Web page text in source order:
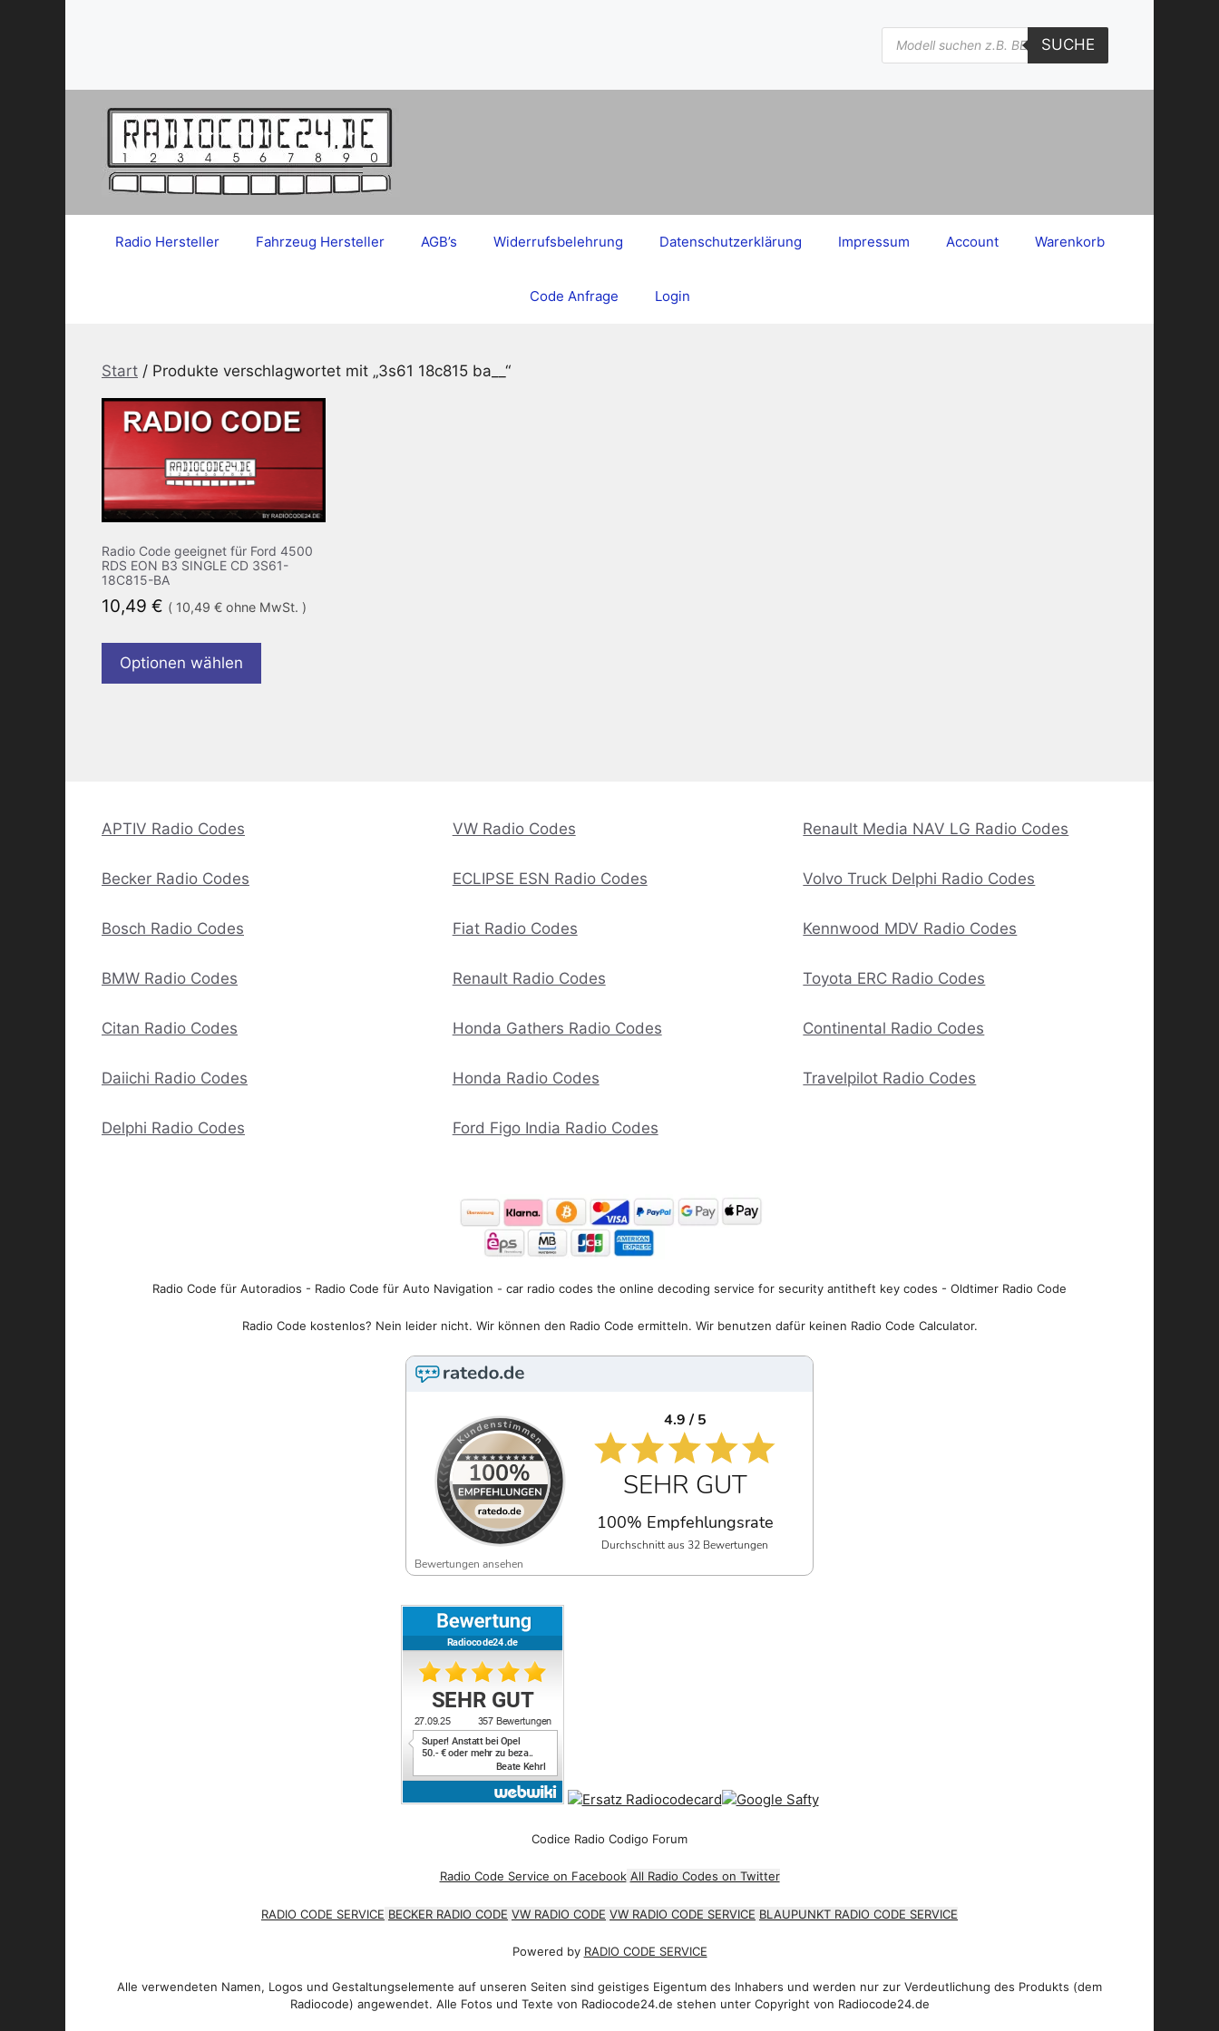
Products
search
SUCHE
Radio Hersteller Fahrzeug Hersteller AGB’s Widerrufsbelehrung Datenschutzerklärung Impressum Account Warenkorb
Code Anfrage Login
Start / Produkte verschlagwortet mit „3s61 18c815 ba__“
Radio Code geeignet für Ford 4500
RDS EON B3 SINGLE CD 3S61-
18C815-BA
10,49 € ( 10,49 € ohne MwSt. )
Optionen wählen
APTIV Radio Codes
Becker Radio Codes
Bosch Radio Codes
BMW Radio Codes
Citan Radio Codes
Daiichi Radio Codes
Delphi Radio Codes
VW Radio Codes
ECLIPSE ESN Radio Codes
Fiat Radio Codes
Renault Radio Codes
Honda Gathers Radio Codes
Honda Radio Codes
Ford Figo India Radio Codes
Renault Media NAV LG Radio Codes
Volvo Truck Delphi Radio Codes
Kennwood MDV Radio Codes
Toyota ERC Radio Codes
Continental Radio Codes
Travelpilot Radio Codes
Radio Code für Autoradios - Radio Code für Auto Navigation - car radio codes the online decoding service for security antitheft key codes - Oldtimer Radio Code
Radio Code kostenlos? Nein leider nicht. Wir können den Radio Code ermitteln. Wir benutzen dafür keinen Radio Code Calculator.
4.9 / 5
SEHR GUT
100% Empfehlungsrate
Durchschnitt aus 32 Bewertungen
Bewertungen ansehen
Codice Radio Codigo Forum
Radio Code Service on Facebook All Radio Codes on Twitter
RADIO CODE SERVICE BECKER RADIO CODE VW RADIO CODE VW RADIO CODE SERVICE BLAUPUNKT RADIO CODE SERVICE
Powered by RADIO CODE SERVICE
Alle verwendeten Namen, Logos und Gestaltungselemente auf unseren Seiten sind geistiges Eigentum des Inhabers und werden nur zur Verdeutlichung des Produkts (dem
Radiocode) angewendet. Alle Fotos und Texte von Radiocode24.de stehen unter Copyright von Radiocode24.de